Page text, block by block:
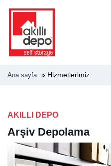
Ana sayfa » Hizmetlerimiz
AKILLI DEPO
Arşiv Depolama